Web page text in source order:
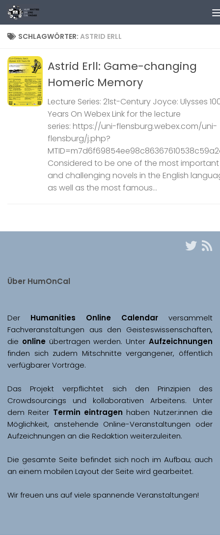
Zum Inhalt springen
SCHLAGWÖRTER: ASTRID ERLL
Astrid Erll: Game-changing
Homeric Memory
Lecture Series: 21st-Century Joyce: Ulysses
Years On Webex Link for the lecture
series: https://uni-flensburg.webex.com/uni-
flensburg/j.php?
Considered to be one of the most important
and challenging novels in the English
as well as the most famous...
Über HumOnCal
Der Humanities Online Calendar versammelt
Fachveranstaltungen aus den Geisteswissenschaften,
die online übertragen werden. Unter Aufzeichnungen
finden sich zudem Mitschnitte vergangener, öffentlich
Das Projekt verpflichtet sich den Prinzipien des
Crowdsourcings und kollaborativen Arbeitens. Unter
dem Reiter Termin eintragen haben Nutzer:innen die
Möglichkeit, anstehende Online-Veranstaltungen oder
Aufzeichnungen an die Redaktion weiterzuleiten.
Die gesamte Seite befindet sich noch im Aufbau; auch
Wir freuen uns auf viele spannende Veranstaltungen!